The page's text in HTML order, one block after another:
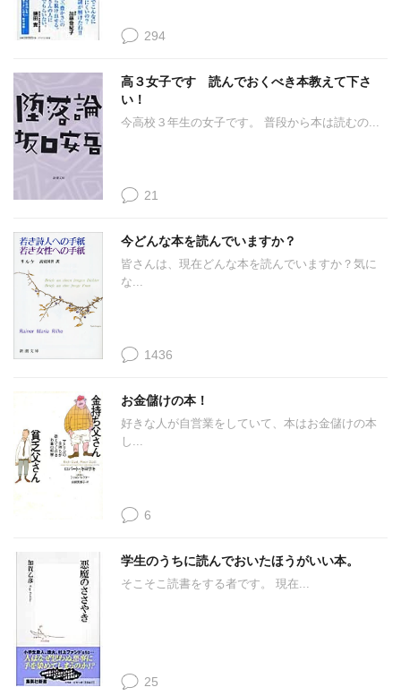
294
高３女子です 読んでおくべき本教えて下さ
い！
今高校３年生の女子です。 普段から本は読むの...
21
今どんな本を読んでいますか？
皆さんは、現在どんな本を読んでいますか？気に
な...
1436
お金儲けの本！
好きな人が自営業をしていて、本はお金儲けの本
し...
6
学生のうちに読んでおいたほうがいい本。
そこそこ読書をする者です。 現在...
25